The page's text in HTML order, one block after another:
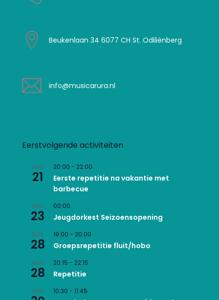
Beukenlaan 34 6077 CH St. Odiliënberg
info@musicarura.nl
Eerstvolgende activiteiten
AUG
21
20:00 - 22:00
Eerste repetitie na vakantie met
barbecue
AUG
23
00:00
Jeugdorkest Seizoensopening
AUG
28
19:00 - 20:00
Groepsrepetitie fluit/hobo
AUG
28
20:15 - 22:15
Repetitie
AUG 10:30 - 11:45